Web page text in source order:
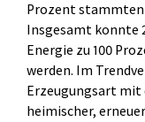
Prozent stammten
Insgesamt konnte
Energie zu 100
werden. Im
Erzeugungsart mit
heimischer,